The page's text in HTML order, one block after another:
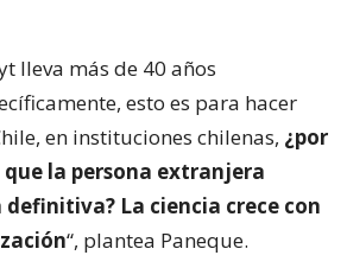
lleva más de 40 años
esto es para hacer
en instituciones chilenas, ¿por
que la persona extranjera
La ciencia crece con
“, plantea Paneque.